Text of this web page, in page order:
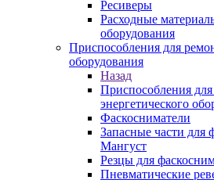
Ресиверы
Расходные
оборудования
Приспособления для
оборудования
Назад
Приспособления
энергетического
Фаскосниматели
Запасные части для
Мангуст
Резцы для
Пневматические